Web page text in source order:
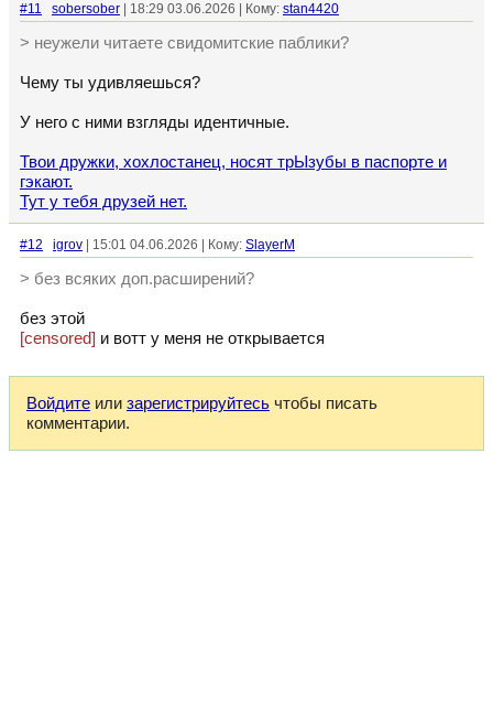
#11 sobersober | 18:29 03.06.2026 | Кому: stan4420
> неужели читаете свидомитские паблики?
Чему ты удивляешься?
У него с ними взгляды идентичные.
Твои дружки, хохлостанец, носят трЫзубы в паспорте и
гэкают.
Тут у тебя друзей нет.
#12 igrov | 15:01 04.06.2026 | Кому: SlayerM
> без всяких доп.расширений?
без этой
[censored] и вотт у меня не открывается
Войдите или зарегистрируйтесь чтобы писать
комментарии.